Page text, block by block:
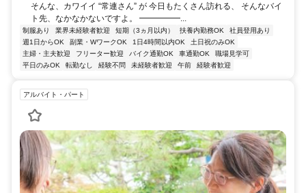
そんな、カワイイ “常連さん” が 今日もたくさん訪れる、 そんなバイ
ト先、なかなかないですよ。 ━━━━━...
制服あり 業界未経験者歓迎 短期（3ヵ月以内） 扶養内勤務OK
社員登用あり
週1日からOK
副業・WワークOK 1日4時間以内OK
土日祝のみOK
主婦・主夫歓迎
フリーター歓迎 バイク通勤OK 車通勤OK
職場見学可
平日のみOK
転勤なし 経験不問 未経験者歓迎 午前 経験者歓迎
アルバイト・パート